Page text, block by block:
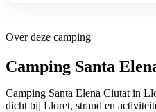
Over deze camping
Camping Santa
Camping Santa Elena Ciutat in
dicht bij Lloret, strand en